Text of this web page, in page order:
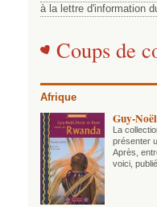
à la lettre d'information
Coups de
Afrique
Guy-
La
présenter
Après,
voici,